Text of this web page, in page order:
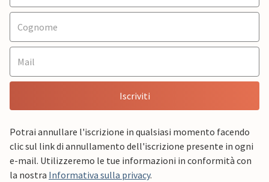
Iscriviti
Potrai annullare l'iscrizione in qualsiasi momento facendo
clic sul link di annullamento dell'iscrizione presente in ogni
e-mail. Utilizzeremo le tue informazioni in conformità con
la nostra Informativa sulla privacy.